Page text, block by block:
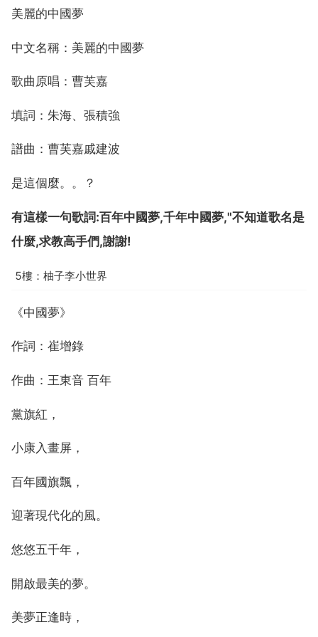
美麗的中國夢
中文名稱：美麗的中國夢
歌曲原唱：曹芙嘉
填詞：朱海、張積強
譜曲：曹芙嘉戚建波
是這個麼。。？
有這樣一句歌詞:百年中國夢,千年中國夢,"不知道歌名是
什麼,求教高手們,謝謝!
5樓：柚子李小世界
《中國夢》
作詞：崔增錄
作曲：王東音 百年
黨旗紅，
小康入畫屏，
百年國旗飄，
迎著現代化的風。
悠悠五千年，
開啟最美的夢。
美夢正逢時，